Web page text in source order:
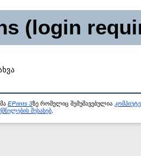
(login
EPrints 3ზე რომელიც შემუშავებულია
შესახებ